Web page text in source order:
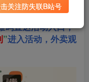
活平台，超低价获
码直达活动入口，
”进入活动，外卖观
关注防失联B站号